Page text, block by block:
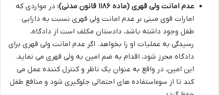
عدم امانت ولی قهری (ماده ۱۱۸۶ قانون مدنی):
در مواردی که
امارات قوی مبنی بر عدم امانت ولی قهری نسبت به دارایی
طفل وجود داشته باشد، دادستان مکلف است از دادگاه،
رسیدگی به عملیات او را بخواهد. اگر عدم امانت ولی قهری برای
دادگاه محرز شود، اقدام به ضم امین به ولی قهری می نماید.
این امین، در واقع به عنوان یک ناظر و کنترل کننده عمل می
کند تا از سوءاستفاده های احتمالی جلوگیری شود و منافع طفل